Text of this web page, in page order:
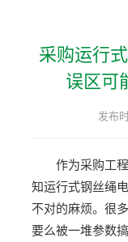
采购运行
误区可
发布
作为采购工
知运行式钢丝绳
不对的麻烦。很
要么被一堆参数